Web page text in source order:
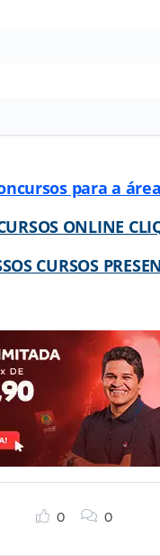
para a
ONLINE
CURSOS
0 0